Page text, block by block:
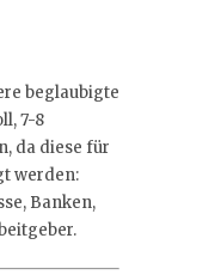
beglaubigte
7-8
da diese für
werden:
Banken,